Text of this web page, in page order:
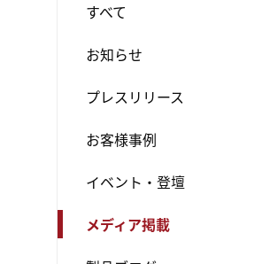
すべて
お知らせ
プレスリリース
お客様事例
イベント・登壇
メディア掲載